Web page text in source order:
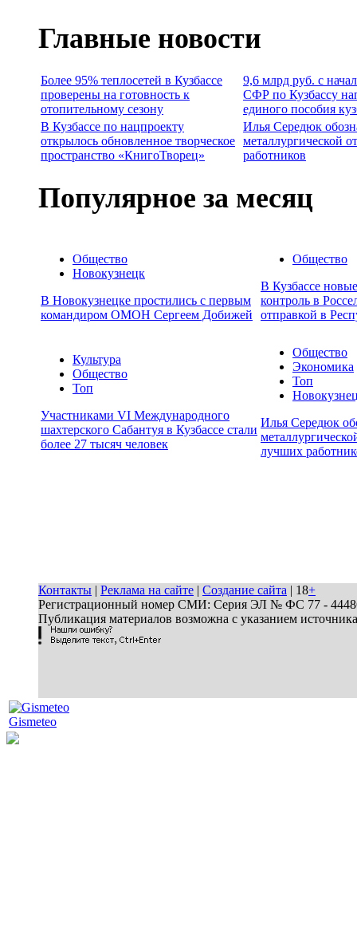
Главные новости
Более 95% теплосетей в Кузбассе
проверены на готовность к
отопительному сезону
9,6 млрд руб. с
СФР по Кузбассу
единого пособия
В Кузбассе по нацпроекту
открылось обновленное творческое
пространство «КнигоТворец»
Илья Середюк
металлургической
работников
Популярное за месяц
Общество
Новокузнецк
В Новокузнецке простились с первым
командиром ОМОН Сергеем Добижей
Общество
В Кузбассе
контроль в
отправкой в
Культура
Общество
Топ
Участниками VI Международного
шахтерского Сабантуя в Кузбассе стали
более 27 тысяч человек
Общество
Экономика
Топ
Илья Середюк
лучших
Контакты | Реклама на сайте | Создание сайта | 18+
Регистрационный номер СМИ: Серия ЭЛ № ФС 77 - 44486
Публикация материалов возможна с указанием
Gismeteo